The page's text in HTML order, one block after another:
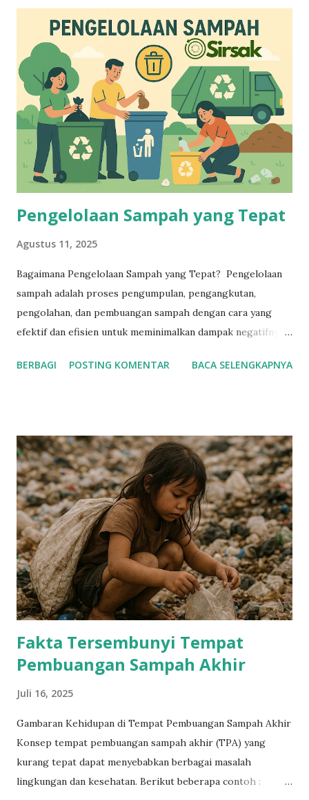
dan kualitas kardus. Jumlah dan Berat : Pastikan jumlah dan
berat kardus yang dijual sesuai dengan kebutuhan pembeli.
Kemasan dan Pengiriman : Pertimbangkan biaya dan cara
pengiriman kardus bekas ke pembeli. Pertimbangan untuk
Pembeli / Pengepul Kualitas Kardus : Periksa kualitas
kardus bekas yang dibeli untuk memastikan sesuai dengan
kebutuhan. Harga yang Wajar : Pastikan harga kardus bekas
yang dibeli wajar dan sesuai dengan kualitas. Jumlah dan
Berat : Pastikan jumlah dan berat kardus...
Pengelolaan Sampah yang Tepat
Agustus 11, 2025
Bagaimana Pengelolaan Sampah yang Tepat? Pengelolaan
sampah adalah proses pengumpulan, pengangkutan,
pengolahan, dan pembuangan sampah dengan cara yang
efektif dan efisien untuk meminimalkan dampak negatifnya
Sampah Tujuan Pengelolaan Sampah Mengurangi volume
pentingnya pengelolaan sampah yang baik Metode
Pengelolaan Sampah Pengumpulan sampah Pengangkutan
sampah Pengolahan sampah (daur ulang, pengomposan,
pembakaran) Pembuangan sampah (tempat pembuangan
akhir) Manfaat Pengelolaan Sampah Mengurangi polusi
lingkungan Menghemat sumber daya alam Meningkatkan
kesehatan masyarakat Mengurangi biaya pengelolaan
sampah Tantangan Pengelolaan Sampah Peningkatan
volume sampah Kurangnya infrastruktur pengelolaan
sampah Kurangnya kesadaran masyarakat tentang
pentingnya pengelolaan sampah Biay...
BERBAGI POSTING KOMENTAR BACA SELENGKAPNYA
Fakta Tersembunyi Tempat
Pembuangan Sampah Akhir
Juli 16, 2025
Gambaran Kehidupan di Tempat Pembuangan Sampah Akhir
Konsep tempat pembuangan sampah akhir (TPA) yang
kurang tepat dapat menyebabkan berbagai masalah
lingkungan dan kesehatan. Berikut beberapa contoh :